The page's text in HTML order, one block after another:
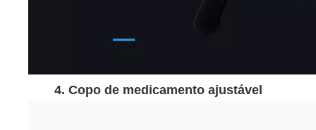
4. Copo de medicamento ajustável